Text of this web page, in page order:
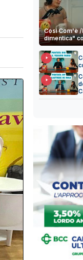
Così Com'è /
dimentica"